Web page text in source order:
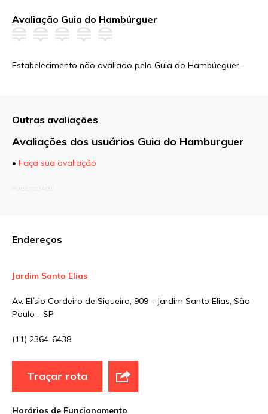
Avaliação Guia do Hambúrguer
Estabelecimento não avaliado pelo Guia do Hambúeguer.
Outras avaliações
Avaliações dos usuários Guia do Hamburguer
• Faça sua avaliação
E-mail*
Site
Endereços
Jardim Santo Elias
Av. Elísio Cordeiro de Siqueira, 909 - Jardim Santo Elias, São
Paulo - SP
(11) 2364-6438
Traçar rota
Horários de Funcionamento